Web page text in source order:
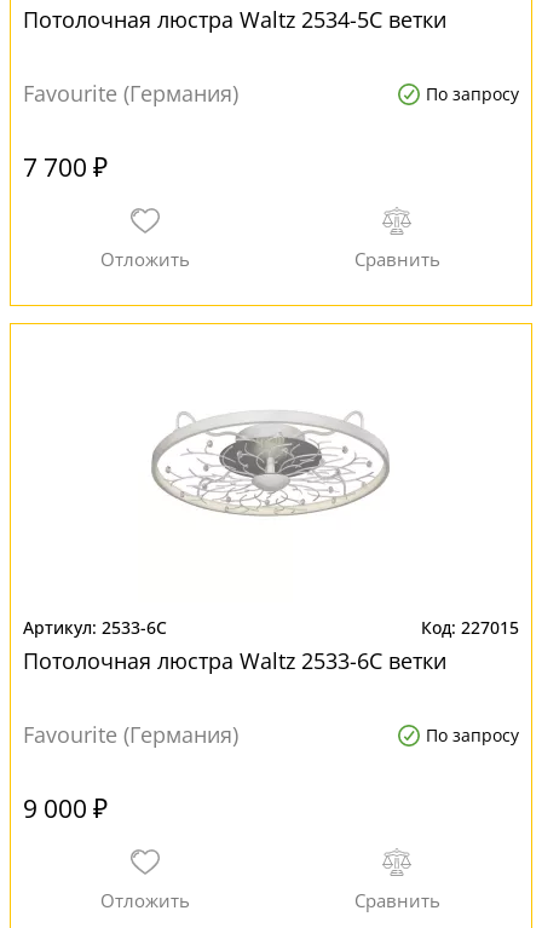
Потолочная люстра Waltz 2534-5C ветки
Favourite (Германия) По запросу
7 700 ₽
2533-6C 227015
Потолочная люстра Waltz 2533-6C ветки
Favourite (Германия) По запросу
9 000 ₽